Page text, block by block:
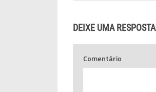
DEIXE UMA RESPOSTA
Comentário